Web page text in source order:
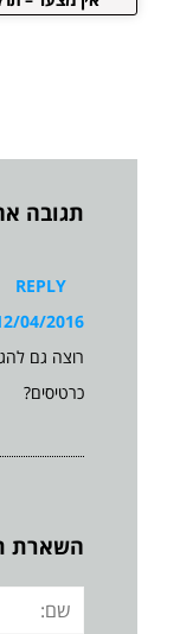
תגובה
REPLY
12/04/2016 בשעה
רוצה גם
כרטיסים?
השארת
שם: